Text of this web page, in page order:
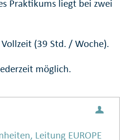
Praktikums liegt bei zwei
(39 Std. / Woche).
möglich.
Leitung EUROPE